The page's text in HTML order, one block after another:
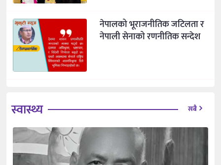
नेपालको भूराजनीतिक जटिलता र
नेपाली सेनाको रणनीतिक सन्देश
स्वास्थ्य सबै